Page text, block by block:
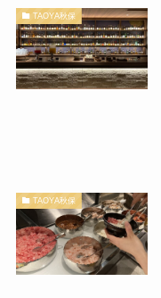
TAOYA秋保
TAOYA秋保